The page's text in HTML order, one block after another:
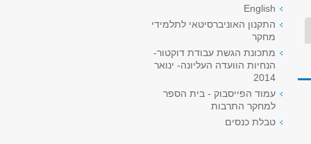
English
התקנון האוניברסיטאי לתלמידי
מחקר
מתכונת הגשת עבודת דוקטור-
הנחיות הוועדה העליונה- ינואר
2014
עמוד הפייסבוק - בית הספר
למחקר התרבות
טבלת כנסים